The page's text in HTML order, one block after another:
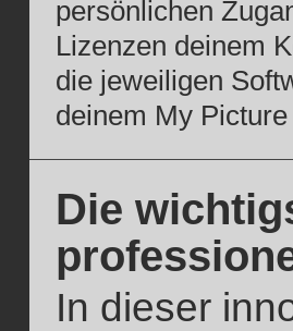
persönlichen
Lizenzen deinem
die jeweiligen
deinem My
Die
In dieser